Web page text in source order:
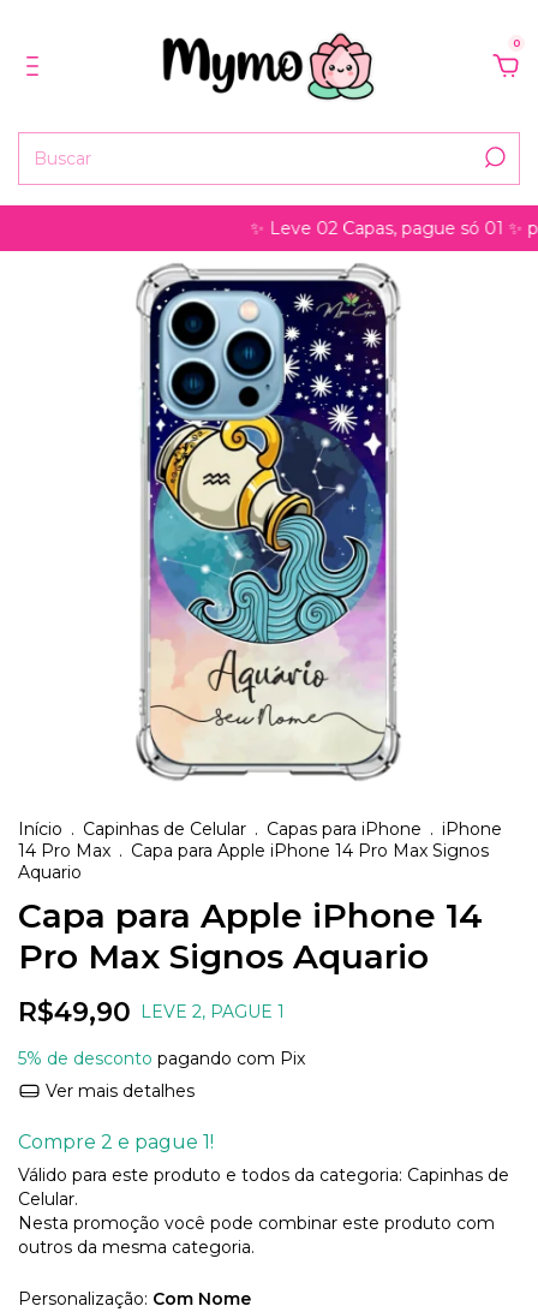
0
✨ Leve 02 Capas, pague só 01 ✨
Início . Capinhas de Celular . Capas para iPhone . iPhone
14 Pro Max . Capa para Apple iPhone 14 Pro Max Signos
Aquario
Capa para Apple iPhone 14
Pro Max Signos Aquario
R$49,90 LEVE 2, PAGUE 1
5% de desconto pagando com Pix
Ver mais detalhes
Compre 2 e pague 1!
Válido para este produto e todos da categoria: Capinhas de
Celular.
Nesta promoção você pode combinar este produto com
outros da mesma categoria.
Personalização: Com Nome